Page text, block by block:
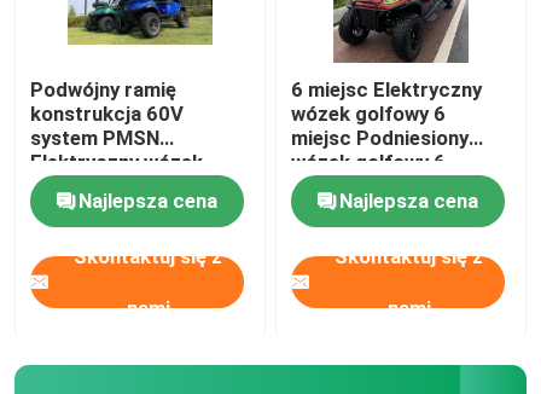
Podwójny ramię
konstrukcja 60V
system PMSN
Elektryczny wózek
golfowy z światłem
RGB Najlepsza cena
Skontaktuj się z
nami
6 miejsc Elektryczny
wózek golfowy 6
miejsc Podniesiony
wózek golfowy 6
miejsc Elektryczny
wózek golfowy
Najlepsza cena
Skontaktuj się z
nami